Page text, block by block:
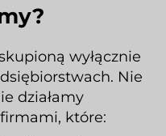
wyłącznie
Nie
działamy
które: